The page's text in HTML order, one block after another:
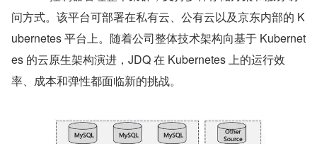
问方式。该平台可部署在私有云、公有云以及京东内部的 K
ubernetes 平台上。随着公司整体技术架构向基于 Kubernet
es 的云原生架构演进，JDQ 在 Kubernetes 上的运行效
率、成本和弹性都面临新的挑战。